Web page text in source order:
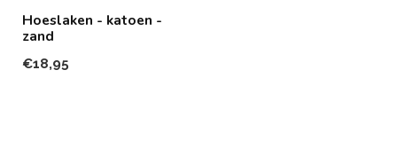
Hoeslaken - katoen -
zand
€18,95